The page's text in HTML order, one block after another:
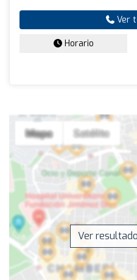
Ver
Horario
Ver